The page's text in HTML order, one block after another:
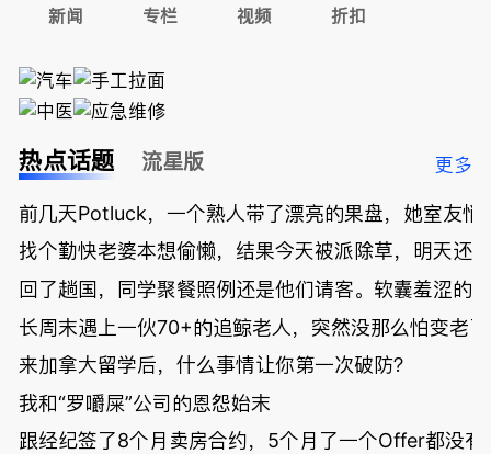
新闻 专栏 视频 折扣
热点话题 流星版 更多
前几天Potluck，一个熟人带了漂亮的果盘，她室友悄
找个勤快老婆本想偷懒，结果今天被派除草，明天还
回了趟国，同学聚餐照例还是他们请客。软囊羞涩的
长周末遇上一伙70+的追鲸老人，突然没那么怕变老了
来加拿大留学后，什么事情让你第一次破防？
我和“罗嚼屎”公司的恩怨始末
跟经纪签了8个月卖房合约，5个月了一个Offer都没有